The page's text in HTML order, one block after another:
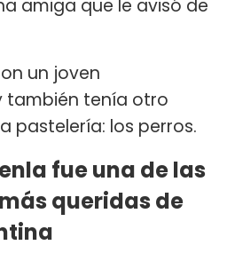
amiga que le avisó de
un joven
también tenía otro
pastelería: los perros.
fue una de las
queridas de